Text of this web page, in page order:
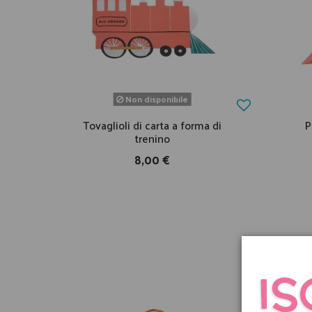
Non disponibile
Tovaglioli di carta a forma di
trenino
8,00 €